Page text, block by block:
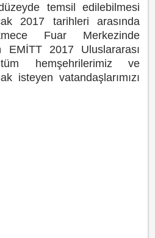
temsil edilebilmesi
2017 tarihleri arasında
Fuar Merkezinde
EMİTT 2017 Uluslararası
hemşehrilerimiz ve
isteyen vatandaşlarımızı